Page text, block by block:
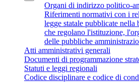
Organi di indirizzo politico-
Riferimenti normativi con i
legge statale pubblicate
che regolano l'istituzione,
delle pubbliche
Atti amministrativi generali
Documenti di programmazione
Statuti e leggi regionali
Codice disciplinare e codice di